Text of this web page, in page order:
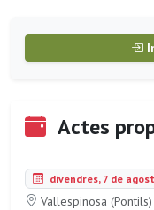
Actes
divendres, 7 de
Vallespinosa (Pontils)